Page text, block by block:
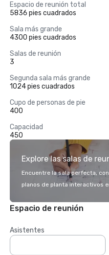
Espacio de reunión total
5836 pies cuadrados
Sala más grande
4300 pies cuadrados
Salas de reunión
3
Segunda sala más grande
1024 pies cuadrados
Cupo de personas de pie
400
Capacidad
450
Explore las salas de
Encuentre la sala perfecta,
planos de planta interactivos
Espacio de reunión
Asistentes